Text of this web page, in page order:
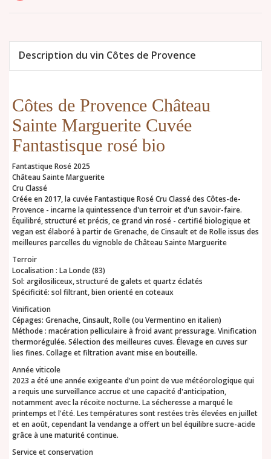
Description du vin Côtes de Provence
Côtes de Provence Château
Sainte Marguerite Cuvée
Fantastisque rosé bio
Fantastique Rosé 2025
Château Sainte Marguerite
Cru Classé
Créée en 2017, la cuvée Fantastique Rosé Cru Classé des Côtes-de-
Provence - incarne la quintessence d'un terroir et d'un savoir-faire.
Équilibré, structuré et précis, ce grand vin rosé - certifié biologique et
vegan est élaboré à partir de Grenache, de Cinsault et de Rolle issus des
meilleures parcelles du vignoble de Château Sainte Marguerite
Terroir
Localisation : La Londe (83)
Sol: argilosiliceux, structuré de galets et quartz éclatés
Spécificité: sol filtrant, bien orienté en coteaux
Vinification
Cépages: Grenache, Cinsault, Rolle (ou Vermentino en italien)
Méthode : macération pelliculaire à froid avant pressurage. Vinification
thermoré­gulée. Sélection des meilleures cuves. Élevage en cuves sur
lies fines. Collage et filtration avant mise en bouteille.
Année viticole
2023 a été une année exigeante d'un point de vue météorologique qui
a requis une surveillance accrue et une capacité d'anticipation,
notamment avec la récoite nocturne. La sécheresse a marqué le
printemps et l'été. Les températures sont restées très élevées en juillet
et en août, cependant la vendange a offert un bel équilibre sucre-acide
grâce à une maturité continue.
Service et conservation